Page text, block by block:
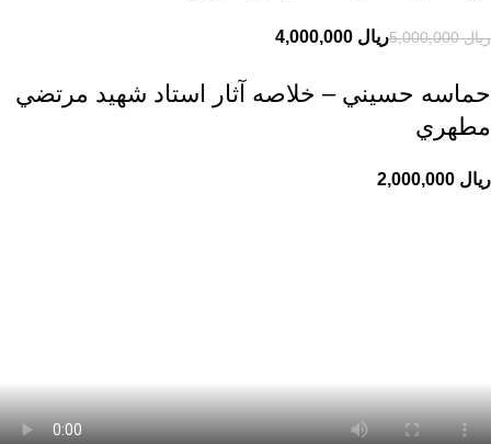
ریال5,000,000 ریال
حماسه حسيني – خلاصه آثار استاد شهيد مرتضي
مطهري
ریال